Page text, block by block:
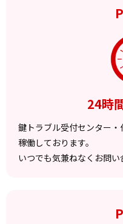
24時
鍵トラブル受付センター
稼働しております。
いつでも気兼ねなくお問い